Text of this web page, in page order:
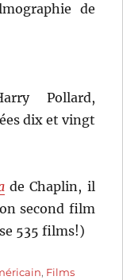
de
Pollard,
dix et vingt
de Chaplin, il
second film
535 films!)
, Films